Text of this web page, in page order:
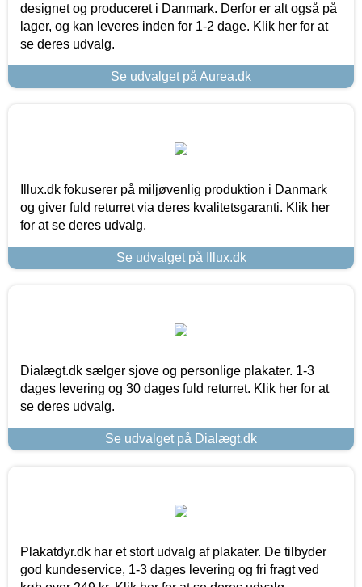
designet og produceret i Danmark. Derfor er alt også på
lager, og kan leveres inden for 1-2 dage. Klik her for at
se deres udvalg.
Se udvalget på Aurea.dk
Illux.dk fokuserer på miljøvenlig produktion i Danmark
og giver fuld returret via deres kvalitetsgaranti. Klik her
for at se deres udvalg.
Se udvalget på Illux.dk
Dialægt.dk sælger sjove og personlige plakater. 1-3
dages levering og 30 dages fuld returret. Klik her for at
se deres udvalg.
Se udvalget på Dialægt.dk
Plakatdyr.dk har et stort udvalg af plakater. De tilbyder
god kundeservice, 1-3 dages levering og fri fragt ved